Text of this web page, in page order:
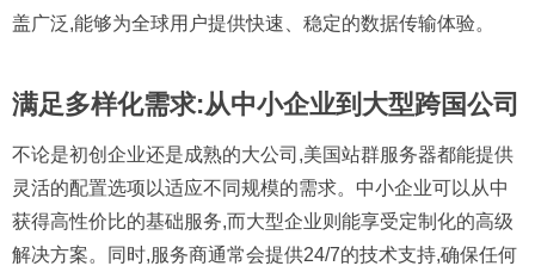
盖广泛,能够为全球用户提供快速、稳定的数据传输体验。
满足多样化需求:从中小企业到大型跨国公司
不论是初创企业还是成熟的大公司,美国站群服务器都能提供
灵活的配置选项以适应不同规模的需求。中小企业可以从中
获得高性价比的基础服务,而大型企业则能享受定制化的高级
解决方案。同时,服务商通常会提供24/7的技术支持,确保任何